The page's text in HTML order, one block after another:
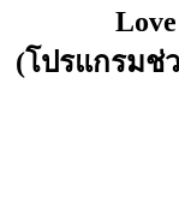
(โปรแกรมช่